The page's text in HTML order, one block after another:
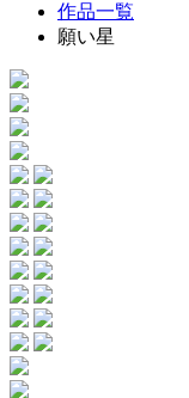
作品一覧
願い星